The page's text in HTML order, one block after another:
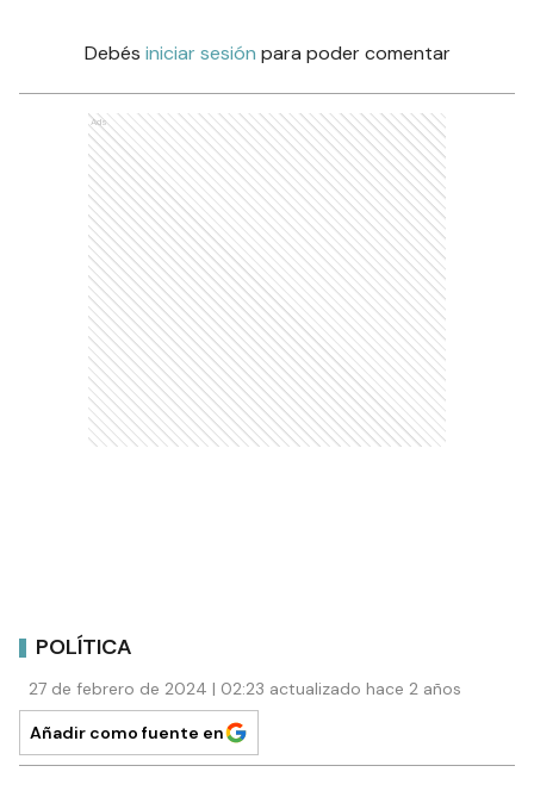
Debés iniciar sesión para poder comentar
Ads
POLÍTICA
27 de febrero de 2024 | 02:23 actualizado hace 2 años
Añadir como fuente en